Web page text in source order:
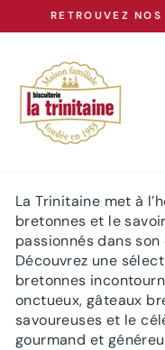
au
RETROUVEZ
La Trinitaine met à
bretonnes et le
passionnés dans
Découvrez une
bretonnes
onctueux, gâteaux
savoureuses et le
gourmand et